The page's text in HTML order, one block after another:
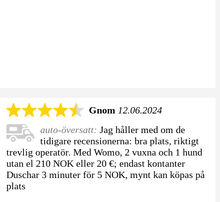
Gnom 12.06.2024
auto-översatt: Jag håller med om de
tidigare recensionerna: bra plats, riktigt
trevlig operatör. Med Womo, 2 vuxna och 1 hund
utan el 210 NOK eller 20 €; endast kontanter
Duschar 3 minuter för 5 NOK, mynt kan köpas på
plats